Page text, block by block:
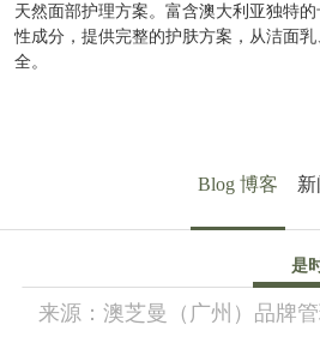
天然面部护理方案。富含澳大利亚独特
性成分，提供完整的护肤方案，从洁面
全。
Blog 博客
是
来源： 澳芝曼（广州）品牌